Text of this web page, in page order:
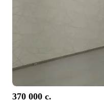
370 000 c.